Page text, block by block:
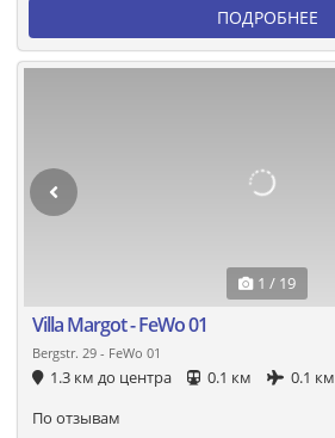
ПОДРОБНЕЕ
1 / 19
Villa Margot - FeWo 01
Bergstr. 29 - FeWo 01
1.3 км до центра 0.1 км
0.1 км
По отзывам